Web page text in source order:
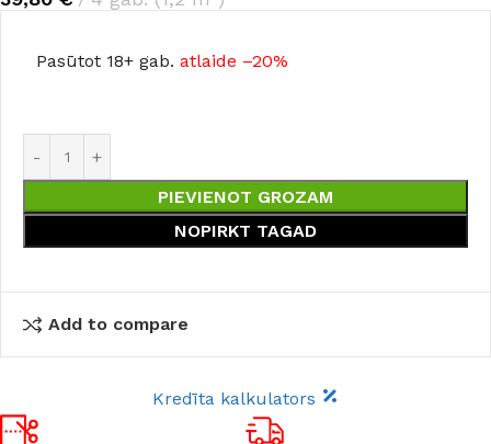
Pasūtot 18+ gab. atlaide –20%
PIEVIENOT GROZAM
NOPIRKT TAGAD
Add to compare
Kredīta kalkulators